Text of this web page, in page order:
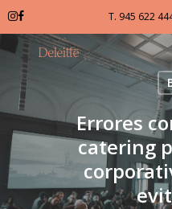
Skip
to
main
content
T. 945 622
Errores
catering